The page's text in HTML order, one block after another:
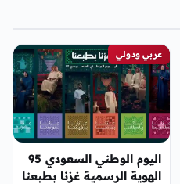
عربي ودولي
اليوم الوطني السعودي 95
الهوية الرسمية غزنا بطبعنا